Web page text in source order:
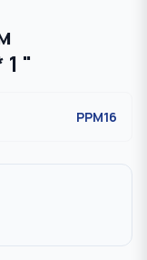
"
PPM16